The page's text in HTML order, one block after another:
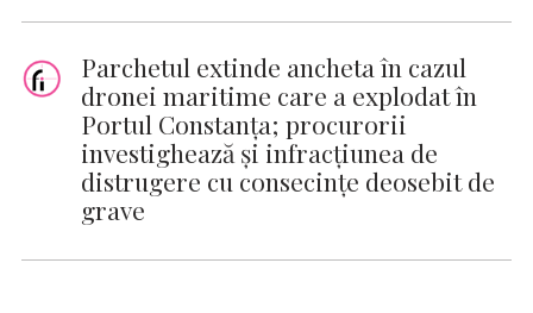
Parchetul extinde ancheta în cazul
dronei maritime care a explodat în
Portul Constanța; procurorii
investighează și infracțiunea de
distrugere cu consecințe deosebit de
grave